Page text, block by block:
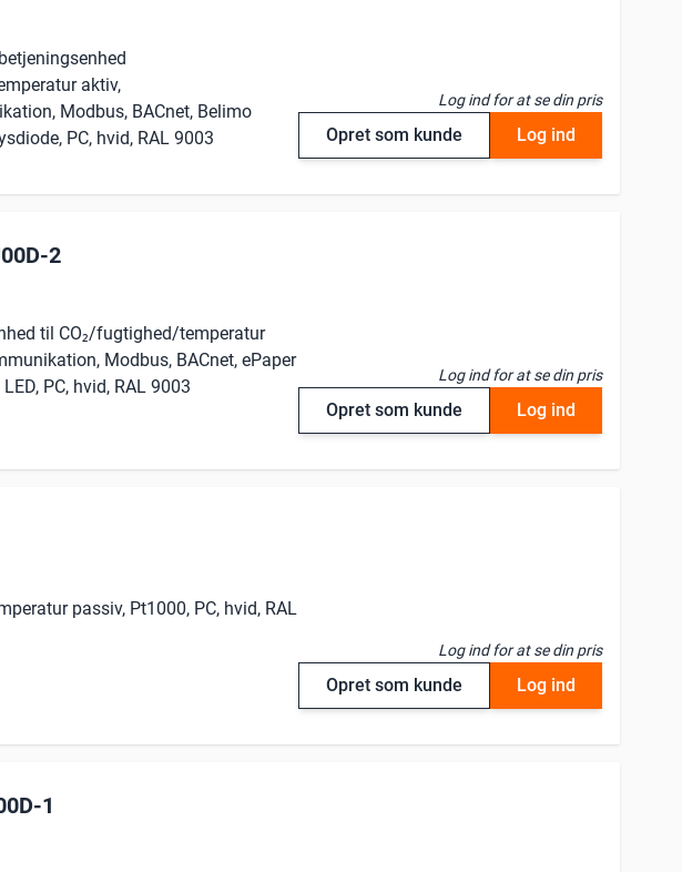
aktiv,
Modbus, BACnet, Belimo
PC, hvid, RAL 9003
Log ind for at se din pris
Opret som kunde Log ind
2
til CO₂/fugtighed/temperatur
Modbus, BACnet, ePaper
PC, hvid, RAL 9003
Log ind for at se din pris
Opret som kunde Log ind
passiv, Pt1000, PC, hvid, RAL
Log ind for at se din pris
Opret som kunde Log ind
1